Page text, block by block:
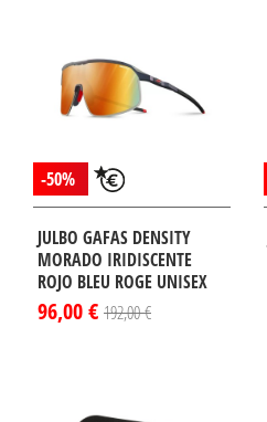
-50%
JULBO GAFAS DENSITY
MORADO IRIDISCENTE
ROJO BLEU ROGE UNISEX
96,00 € 192,00 €